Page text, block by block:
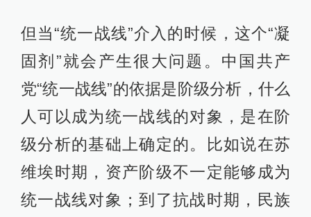
但当“统一战线”介入的时候，这个“凝
固剂”就会产生很大问题。中国共产
党“统一战线”的依据是阶级分析，什么
人可以成为统一战线的对象，是在阶
级分析的基础上确定的。比如说在苏
维埃时期，资产阶级不一定能够成为
统一战线对象；到了抗战时期，民族